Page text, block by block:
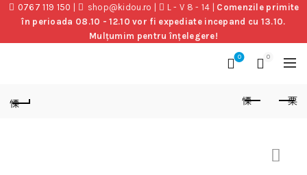
0767 119 150 shop@kidou.ro L - V 8 - 14
Comenzile primite
în perioada 08.10 - 12.10 vor fi expediate incepand cu 13.10.
Mulțumim pentru înțelegere!
0 0